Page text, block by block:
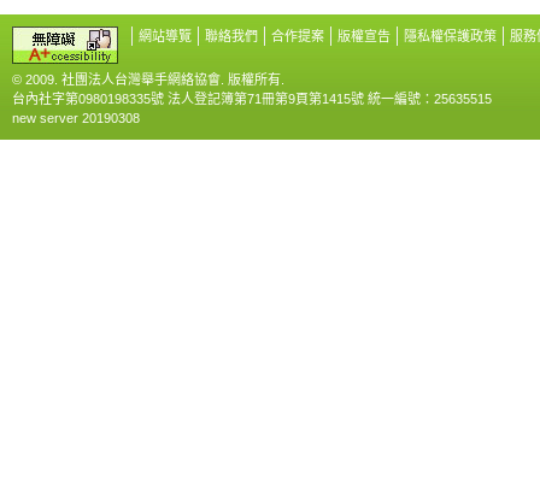
網站導覽 聯絡我們 合作提案 版權宣告 隱私權保護政策 服務
© 2009. 社團法人台灣舉手網絡協會. 版權所有.
台內社字第0980198335號 法人登記簿第71冊第9頁第1415號 統一編號：25635515
new server 20190308